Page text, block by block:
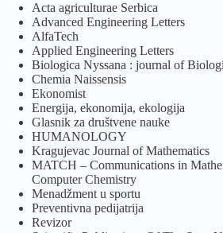
Acta agriculturae Serbica
Advanced Engineering Letters
AlfaTech
Applied Engineering Letters
Biologica Nyssana : journal of
Chemia Naissensis
Ekonomist
Energija, ekonomija, ekologija
Glasnik za društvene nauke
HUMANOLOGY
Kragujevac Journal of Mathematics
MATCH – Communications in
Computer Chemistry
Menadžment u sportu
Preventivna pedijatrija
Revizor